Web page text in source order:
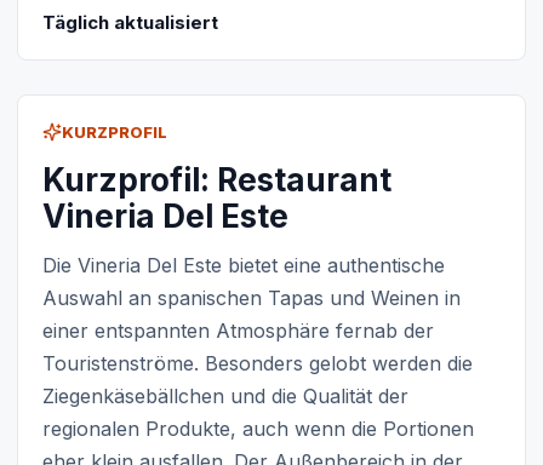
KURZPROFIL
Kurzprofil: Restaurant
Vineria Del Este
Die Vineria Del Este bietet eine authentische
Auswahl an spanischen Tapas und Weinen in
einer entspannten Atmosphäre fernab der
Touristenströme. Besonders gelobt werden die
Ziegenkäsebällchen und die Qualität der
regionalen Produkte, auch wenn die Portionen
Täglich aktualisiert